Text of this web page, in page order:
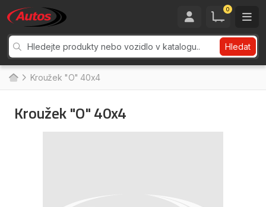
0
Hledat
Kroužek "O" 40x4
Kroužek "O" 40x4